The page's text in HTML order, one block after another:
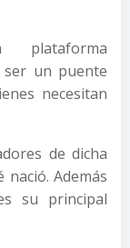
plataforma
ser un puente
necesitan
de dicha
Además
su principal